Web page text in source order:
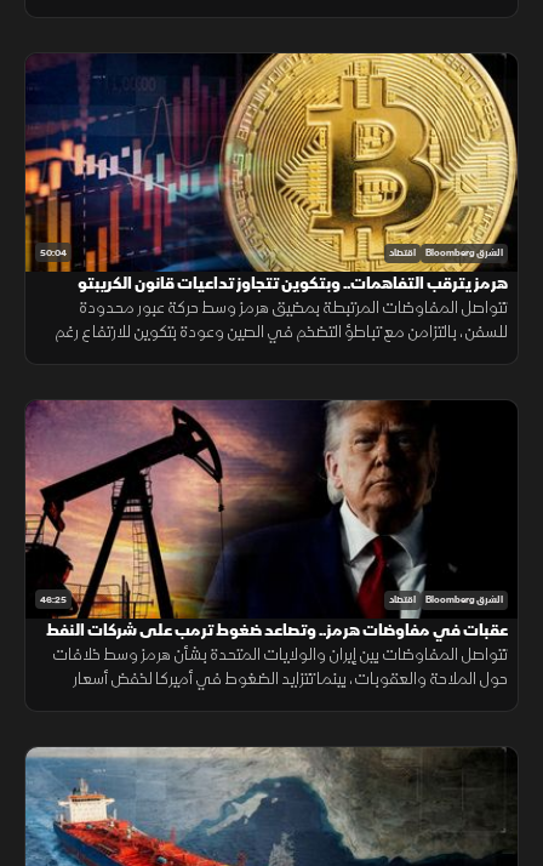
50:04 الشرق Bloomberg اقتصاد
هرمز يترقب التفاهمات.. وبتكوين تتجاوز تداعيات قانون الكريبتو
تتواصل المفاوضات المرتبطة بمضيق هرمز وسط حركة عبور محدودة
للسفن، بالتزامن مع تباطؤ التضخم في الصين وعودة بتكوين للارتفاع رغم
46:25 الشرق Bloomberg اقتصاد
عقبات في مفاوضات هرمز.. وتصاعد ضغوط ترمب على شركات النفط
تتواصل المفاوضات بين إيران والولايات المتحدة بشأن هرمز وسط خلافات
حول الملاحة والعقوبات، بينما تتزايد الضغوط في أميركا لخفض أسعار